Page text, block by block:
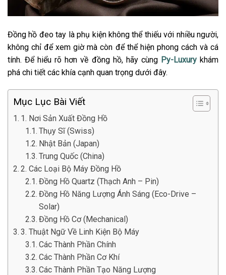
Đồng hồ đeo tay là phụ kiện không thể thiếu với nhiều người,
không chỉ để xem giờ mà còn để thể hiện phong cách và cá
tính. Để hiểu rõ hơn về đồng hồ, hãy cùng Py-Luxurykhám
phá chi tiết các khía cạnh quan trọng dưới đây.
Mục Lục Bài Viết
1. Nơi Sản Xuất Đồng Hồ
Thụy Sĩ (Swiss)
Nhật Bản (Japan)
Trung Quốc (China)
2. Các Loại Bộ Máy Đồng Hồ
Đồng Hồ Quartz (Thạch Anh – Pin)
Đồng Hồ Năng Lượng Ánh Sáng (Eco-Drive –
Solar)
Đồng Hồ Cơ (Mechanical)
3. Thuật Ngữ Về Linh Kiện Bộ Máy
Các Thành Phần Chính
Các Thành Phần Cơ Khí
Các Thành Phần Tạo Năng Lượng